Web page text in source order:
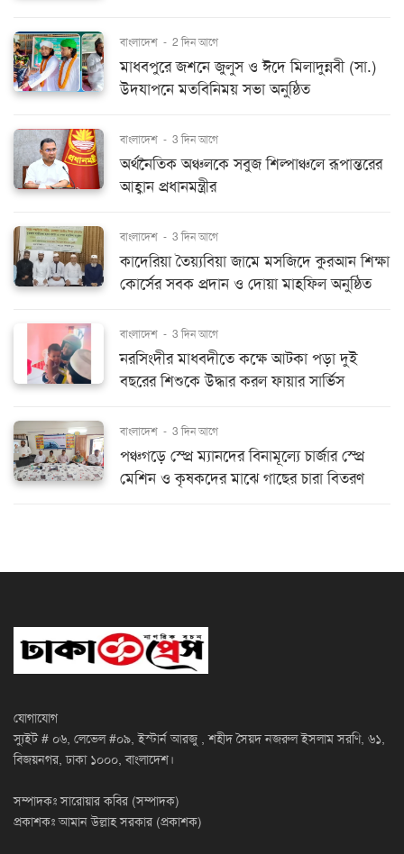
বাংলাদেশ - 2 দিন আগে
মাধবপুরে জশনে জুলুস ও ঈদে মিলাদুন্নবী (সা.)
উদযাপনে মতবিনিময় সভা অনুষ্ঠিত
বাংলাদেশ - 3 দিন আগে
অর্থনৈতিক অঞ্চলকে সবুজ শিল্পাঞ্চলে রূপান্তরের
আহ্বান প্রধানমন্ত্রীর
বাংলাদেশ - 3 দিন আগে
কাদেরিয়া তৈয়্যবিয়া জামে মসজিদে কুরআন শিক্ষা
কোর্সের সবক প্রদান ও দোয়া মাহফিল অনুষ্ঠিত
বাংলাদেশ - 3 দিন আগে
নরসিংদীর মাধবদীতে কক্ষে আটকা পড়া দুই
বছরের শিশুকে উদ্ধার করল ফায়ার সার্ভিস
বাংলাদেশ - 3 দিন আগে
পঞ্চগড়ে স্প্রে ম্যানদের বিনামূল্যে চার্জার স্প্রে
মেশিন ও কৃষকদের মাঝে গাছের চারা বিতরণ
যোগাযোগ
স্যুইট # ০৬, লেভেল #০৯, ইস্টার্ন আরজু , শহীদ সৈয়দ নজরুল ইসলাম সরণি, ৬১,
বিজয়নগর, ঢাকা ১০০০, বাংলাদেশ।
সম্পাদকঃ সারোয়ার কবির (সম্পাদক)
প্রকাশকঃ আমান উল্লাহ সরকার (প্রকাশক)